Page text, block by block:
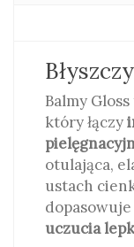
Balmy
który łączy
otulająca,
ustach
uczucia